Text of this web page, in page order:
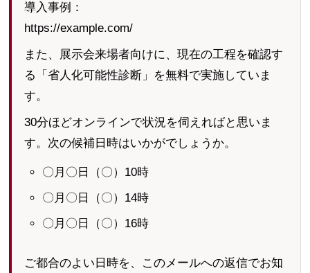
導入事例：
https://example.com/
また、展示会来場者向けに、現在の工程を確認す
る「省人化可能性診断」を無料で実施していま
す。
30分ほどオンラインで状況を伺えればと思いま
す。次の候補日時はいかがでしょうか。
〇月〇日（〇）10時
〇月〇日（〇）14時
〇月〇日（〇）16時
ご都合のよい日時を、このメールへの返信でお知